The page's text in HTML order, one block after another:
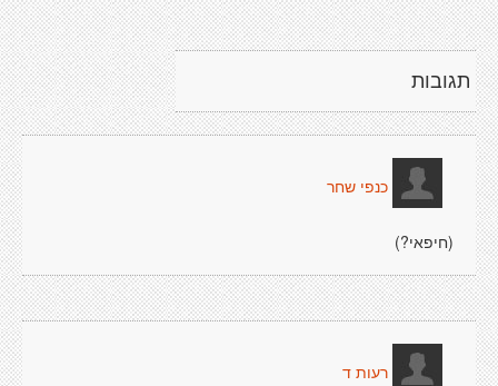
תגובות
כנפי שחר
(חיפאי?)
רעות ד